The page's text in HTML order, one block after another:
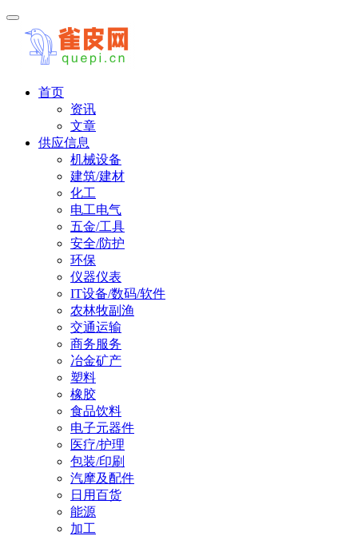
首页
资讯
文章
供应信息
机械设备
建筑/建材
化工
电工电气
五金/工具
安全/防护
环保
仪器仪表
IT设备/数码/软件
农林牧副渔
交通运输
商务服务
冶金矿产
塑料
橡胶
食品饮料
电子元器件
医疗/护理
包装/印刷
汽摩及配件
日用百货
能源
加工